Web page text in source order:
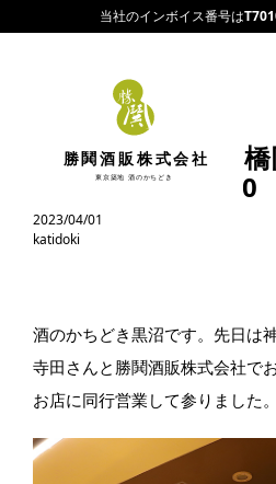
当社のインボイス番号は
勝鬨酒販株式会社
東京築地 酒のかちどき
営業黒沼 / いづみ
様巡り 2023.02.20
2023/04/01
katidoki
酒のかちどき黒沼です。先日は
寺田さんと勝鬨酒販株式会社で
お店に同行営業して参りました。